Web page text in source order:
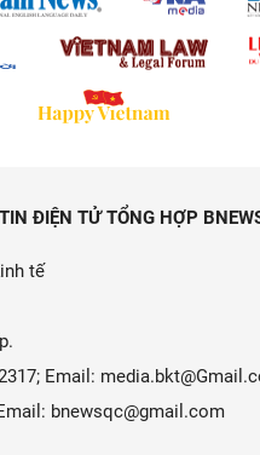
ĐIỆN TỬ TỔNG HỢP
tế
Email:
bnewsqc@gmail.com